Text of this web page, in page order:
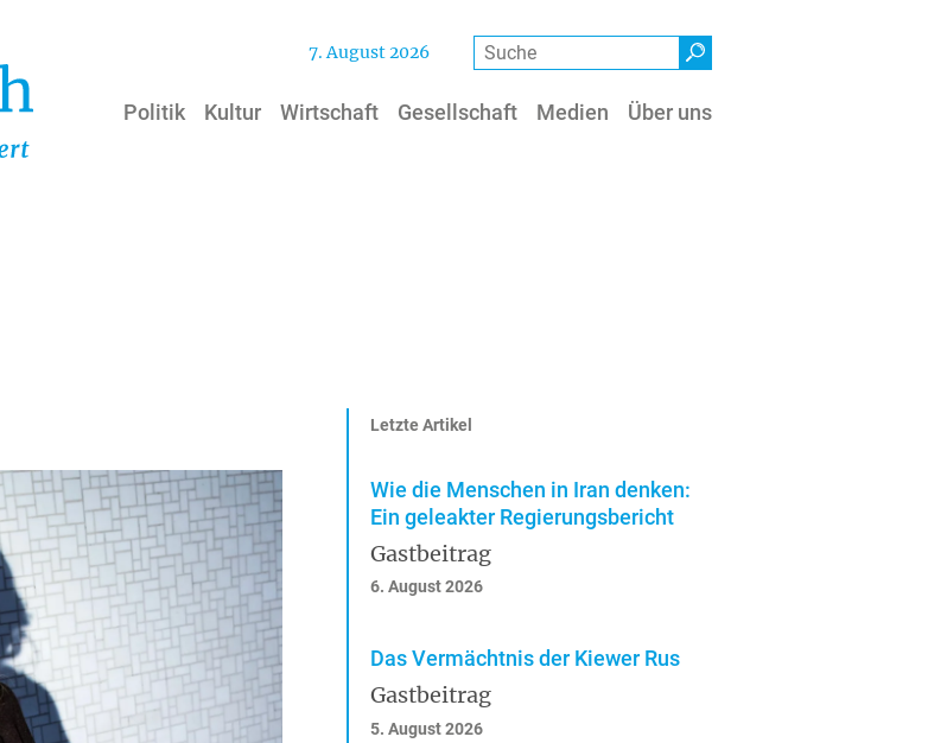
7. August 2026 Suche
Politik Kultur Wirtschaft Gesellschaft Medien Über uns
Letzte Artikel
Wie die Menschen in Iran denken:
Ein geleakter Regierungsbericht
Gastbeitrag
6. August 2026
Das Vermächtnis der Kiewer Rus
Gastbeitrag
5. August 2026